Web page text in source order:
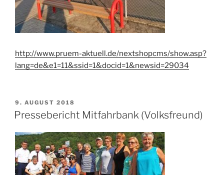
http://www.pruem-aktuell.de/nextshopcms/show.asp?
lang=de&e1=11&ssid=1&docid=1&newsid=29034
VERÖFFENTLICHT
AM
9. AUGUST 2018
Pressebericht Mitfahrbank (Volksfreund)